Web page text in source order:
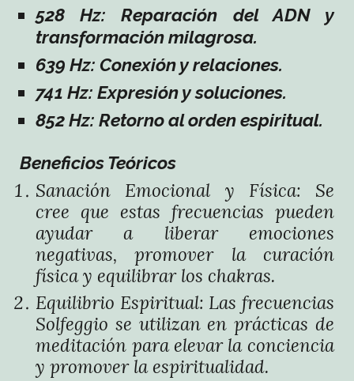
528 Hz: Reparación del ADN y
transformación milagrosa.
639 Hz: Conexión y relaciones.
741 Hz: Expresión y soluciones.
852 Hz: Retorno al orden espiritual.
Beneficios Teóricos
Sanación Emocional y Física: Se
cree que estas frecuencias pueden
ayudar a liberar emociones
negativas, promover la curación
física y equilibrar los chakras.
Equilibrio Espiritual: Las frecuencias
Solfeggio se utilizan en prácticas de
meditación para elevar la conciencia
y promover la espiritualidad.